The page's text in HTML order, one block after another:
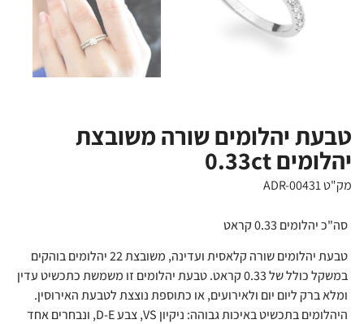
טבעת יהלומים שורה משובצת
יהלומים 0.33ct
מק"ט ADR-00431
סה"כ יהלומים 0.33 קראט
טבעת יהלומים שורה קלאסית ועדינה, משובצת 22 יהלומים בוהקים
במשקל כולל של 0.33 קראט. טבעת יהלומים זו משמשת כתכשיט עדין
ומלא ברק ליום יום ולאירועים, או כתוספת נוצצת לטבעת האירוסין.
היהלומים בתכשיט באיכות גבוהה: ניקיון VS, צבע D-E, ונבחרים אחד